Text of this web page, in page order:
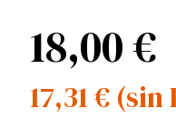
18,00€
17,31€ (sin